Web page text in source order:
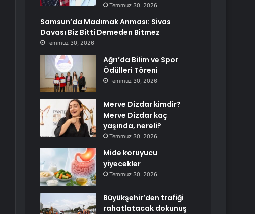
Temmuz 30, 2026
Samsun’da Madımak Anması: Sivas
Davası Biz Bitti Demeden Bitmez
Temmuz 30, 2026
Ağrı’da Bilim ve Spor
Ödülleri Töreni
Temmuz 30, 2026
Merve Dizdar kimdir?
Merve Dizdar kaç
yaşında, nereli?
Temmuz 30, 2026
Mide koruyucu
yiyecekler
Temmuz 30, 2026
Büyükşehir’den trafiği
rahatlatacak dokunuş